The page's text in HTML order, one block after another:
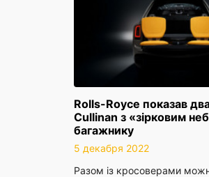
Rolls-Royce показав
Cullinan з «зірковим
багажнику
5 декабря 2022
Разом із кросоверами